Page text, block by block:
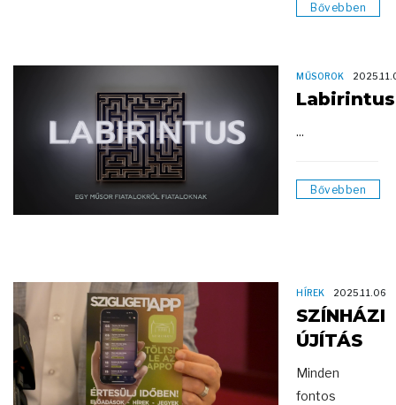
Bővebben
MŰSOROK
Labirintus
...
Bővebben
HÍREK 2025.11.06
SZÍNHÁZI
ÚJÍTÁS
Minden
fontos